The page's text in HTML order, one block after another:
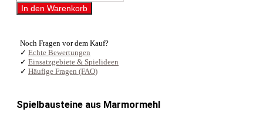
In den Warenkorb
Noch Fragen vor dem Kauf?
✓ Echte Bewertungen
✓ Einsatzgebiete & Spielideen
✓ Häufige Fragen (FAQ)
Spielbausteine aus Marmormehl